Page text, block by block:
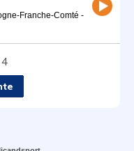
Franche-Comté -